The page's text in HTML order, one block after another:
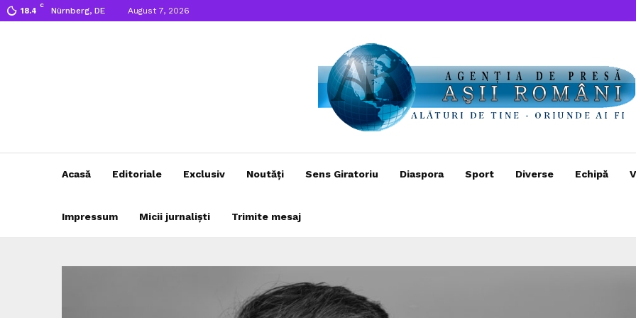
18.4
C
Nürnberg, DE August 7, 2026
Acasă Editoriale Exclusiv Noutăți Sens Giratoriu Diaspora Sport Diverse Echipă
Impressum Micii jurnaliști Trimite mesaj